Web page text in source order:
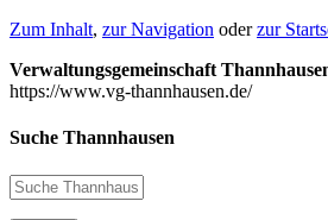
Zum Inhalt, zur Navigation oderzur
Verwaltungsgemeinschaft
https://www.vg-thannhausen.de/
Suche Thannhausen